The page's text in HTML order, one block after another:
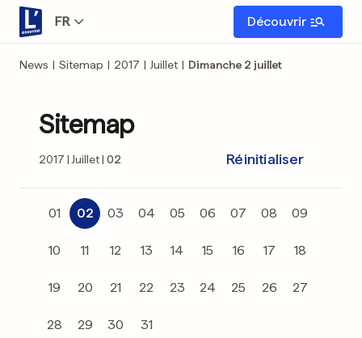
FR Découvrir
News | Sitemap | 2017 | Juillet | Dimanche 2 juillet
Sitemap
2017 Juillet 02 Réinitialiser
01 02 03 04 05 06 07 08 09
10 11 12 13 14 15 16 17 18
19 20 21 22 23 24 25 26 27
28 29 30 31